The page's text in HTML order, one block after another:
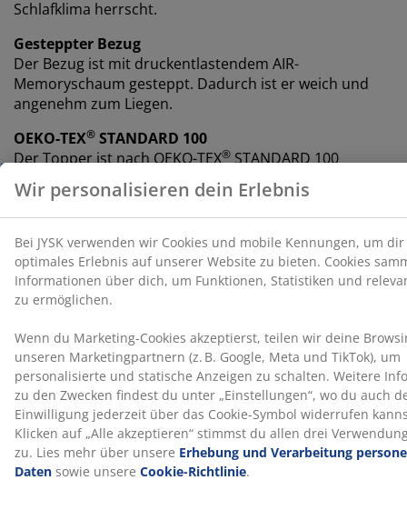
Schlafklima herrscht.
Gesteppter Bezug
Der Bezug ist mit druckentlastendem AIR-
Memoryschaum gesteppt. Dadurch ist er weich und
angenehm zum Liegen.
OEKO-TEX® STANDARD 100
Der Topper ist nach OEKO-TEX®STANDARD 100
zertifiziert. Das bedeutet, dass alle Komponenten, von
Stoffen und Füllmaterialien bis hin zu Garnen und
Reißverschlüssen, von unabhängigen OEKO-TEX®-
Instituten geprüft wurden und strenge Grenzwerte für
Schadstoffe einhalten.
WELLPUR®
WELLPUR® ist eine skandinavische Marke, die
druckentlastende Matratzen und Kissen mit
Memoryschaum anbietet, der sich präzise an deinen
Körper anpasst. Das Sortiment umfasst Produkte für
den Einsatz zu Hause, im Büro oder auf Reisen.
WELLPUR® ist exklusiv bei JYSK erhältlich.
Der Herstellungsgeruch verfliegt mit der Zeit
Wenn du einen neue Topper bekommst, bemerkst du